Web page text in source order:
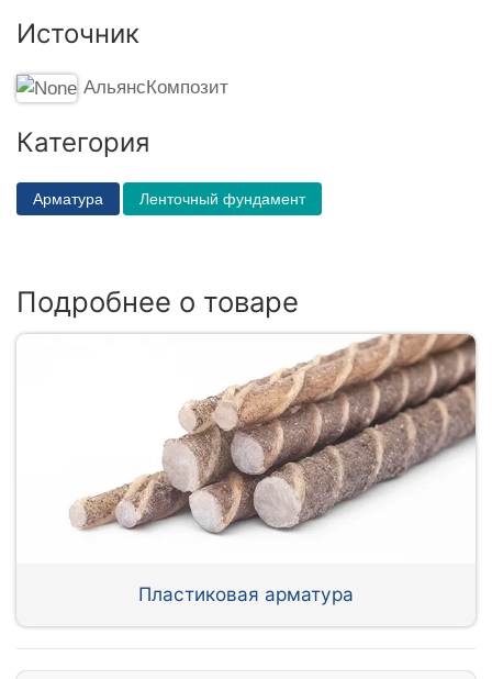
Источник
АльянсКомпозит
Категория
Арматура Ленточный фундамент
Подробнее о товаре
Пластиковая арматура